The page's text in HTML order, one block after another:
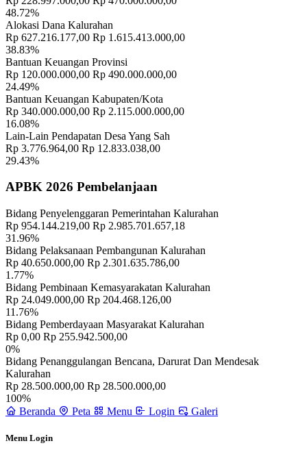
Informasi Lengkap Tentang BUMDes Yang Harus Anda Ketahui
Mei 2019
Sejarah 30 April 2014
48.72%
Alokasi Dana Kalurahan
Rp 627.216.177,00 Rp 1.615.413.000,00
38.83%
Bantuan Keuangan Provinsi
Rp 120.000.000,00 Rp 490.000.000,00
24.49%
Bantuan Keuangan Kabupaten/Kota
Rp 340.000.000,00 Rp 2.115.000.000,00
16.08%
Lain-Lain Pendapatan Desa Yang Sah
Rp 3.776.964,00 Rp 12.833.038,00
29.43%
APBK 2026 Pembelanjaan
Bidang Penyelenggaran Pemerintahan Kalurahan
Rp 954.144.219,00 Rp 2.985.701.657,18
31.96%
Bidang Pelaksanaan Pembangunan Kalurahan
Rp 40.650.000,00 Rp 2.301.635.786,00
1.77%
Bidang Pembinaan Kemasyarakatan Kalurahan
Rp 24.049.000,00 Rp 204.468.126,00
11.76%
Bidang Pemberdayaan Masyarakat Kalurahan
Rp 0,00 Rp 255.942.500,00
0%
Bidang Penanggulangan Bencana, Darurat Dan Mendesak
Kalurahan
Rp 28.500.000,00 Rp 28.500.000,00
100%
Beranda
Peta Menu Login Galeri
Menu Login